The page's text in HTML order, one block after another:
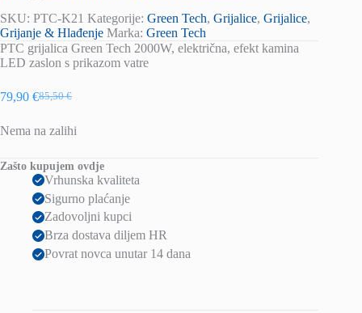
SKU: PTC-K21 Kategorije: Green Tech, Grijalice, Grijalice,
Grijanje & Hlađenje Marka: Green Tech
PTC grijalica Green Tech 2000W, električna, efekt kamina
LED zaslon s prikazom vatre
85,50€
Izvorna
bila
85,50 €.
79,90 €Trenutna
je:
Nema na zalihi
Zašto kupujem ovdje
Vrhunska kvaliteta
Sigurno plaćanje
Zadovoljni kupci
Brza dostava diljem HR
Povrat novca unutar 14 dana